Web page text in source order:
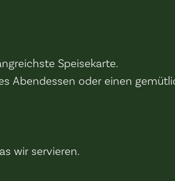
Speisekarte.
Abendessen oder einen
wir servieren.